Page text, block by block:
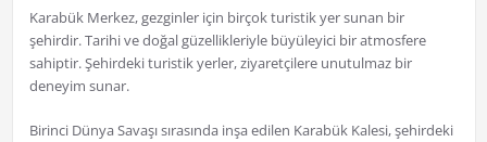
Karabük Merkez, gezginler için birçok turistik yer sunan bir
şehirdir. Tarihi ve doğal güzellikleriyle büyüleyici bir atmosfere
sahiptir. Şehirdeki turistik yerler, ziyaretçilere unutulmaz bir
deneyim sunar.
Birinci Dünya Savaşı sırasında inşa edilen Karabük Kalesi, şehirdeki